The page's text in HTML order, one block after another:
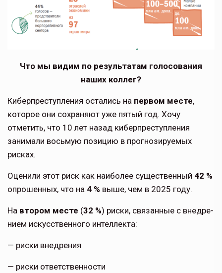
Что мы видим по результатам голосования
наших коллег?
Киберпреступления остались на первом месте,
которое они сохраняют уже пятый год. Хочу
отметить, что 10 лет назад кибер­преступления
занимали восьмую позицию в прогнозируемых
рисках.
Оценили этот риск как наиболее суще­ственный 42 %
опрошенных, что на 4 % выше, чем в 2025 году.
На втором месте (32 %) риски, связанные с внедре­
нием искусственного интеллекта:
— риски внедрения
— риски ответственности